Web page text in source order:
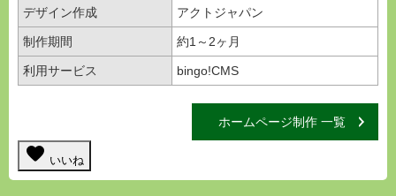
デザイン作成 アクトジャパン
制作期間 約1～2ヶ月
利用サービス bingo!CMS
ホームページ制作 一覧
favorite いいね